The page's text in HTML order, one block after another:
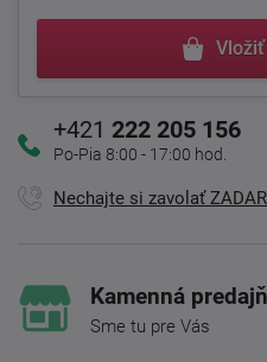
+421 222 205 156
Po-Pia 8:00 - 17:00 hod.
Nechajte si zavolať
Kamenná
Sme tu pre Vás